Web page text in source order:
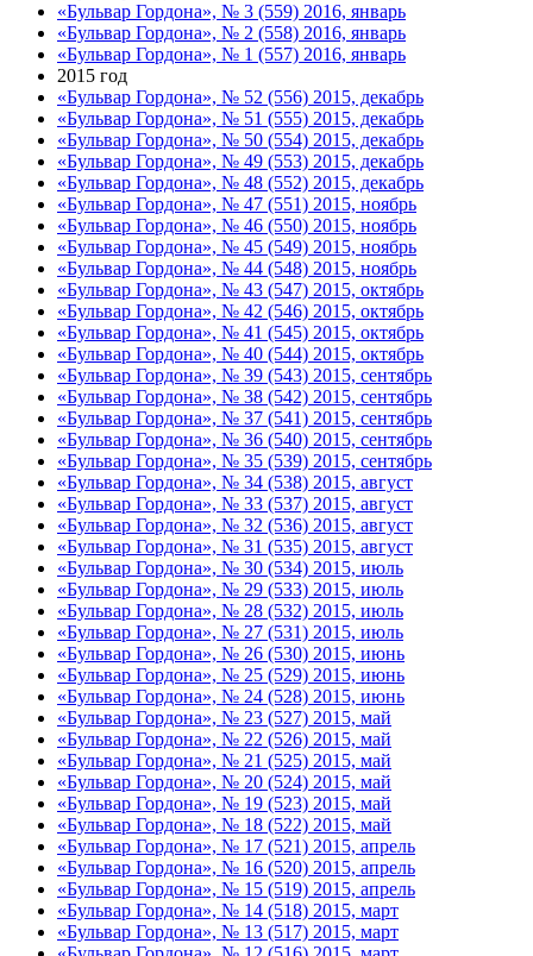
«Бульвар Гордона», № 3 (559) 2016, январь
«Бульвар Гордона», № 2 (558) 2016, январь
«Бульвар Гордона», № 1 (557) 2016, январь
2015 год
«Бульвар Гордона», № 52 (556) 2015, декабрь
«Бульвар Гордона», № 51 (555) 2015, декабрь
«Бульвар Гордона», № 50 (554) 2015, декабрь
«Бульвар Гордона», № 49 (553) 2015, декабрь
«Бульвар Гордона», № 48 (552) 2015, декабрь
«Бульвар Гордона», № 47 (551) 2015, ноябрь
«Бульвар Гордона», № 46 (550) 2015, ноябрь
«Бульвар Гордона», № 45 (549) 2015, ноябрь
«Бульвар Гордона», № 44 (548) 2015, ноябрь
«Бульвар Гордона», № 43 (547) 2015, октябрь
«Бульвар Гордона», № 42 (546) 2015, октябрь
«Бульвар Гордона», № 41 (545) 2015, октябрь
«Бульвар Гордона», № 40 (544) 2015, октябрь
«Бульвар Гордона», № 39 (543) 2015, сентябрь
«Бульвар Гордона», № 38 (542) 2015, сентябрь
«Бульвар Гордона», № 37 (541) 2015, сентябрь
«Бульвар Гордона», № 36 (540) 2015, сентябрь
«Бульвар Гордона», № 35 (539) 2015, сентябрь
«Бульвар Гордона», № 34 (538) 2015, август
«Бульвар Гордона», № 33 (537) 2015, август
«Бульвар Гордона», № 32 (536) 2015, август
«Бульвар Гордона», № 31 (535) 2015, август
«Бульвар Гордона», № 30 (534) 2015, июль
«Бульвар Гордона», № 29 (533) 2015, июль
«Бульвар Гордона», № 28 (532) 2015, июль
«Бульвар Гордона», № 27 (531) 2015, июль
«Бульвар Гордона», № 26 (530) 2015, июнь
«Бульвар Гордона», № 25 (529) 2015, июнь
«Бульвар Гордона», № 24 (528) 2015, июнь
«Бульвар Гордона», № 23 (527) 2015, май
«Бульвар Гордона», № 22 (526) 2015, май
«Бульвар Гордона», № 21 (525) 2015, май
«Бульвар Гордона», № 20 (524) 2015, май
«Бульвар Гордона», № 19 (523) 2015, май
«Бульвар Гордона», № 18 (522) 2015, май
«Бульвар Гордона», № 17 (521) 2015, апрель
«Бульвар Гордона», № 16 (520) 2015, апрель
«Бульвар Гордона», № 15 (519) 2015, апрель
«Бульвар Гордона», № 14 (518) 2015, март
«Бульвар Гордона», № 13 (517) 2015, март